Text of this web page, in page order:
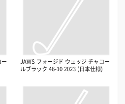
JAWS フォージド ウェッジ チャコー
ルブラック 46-10 2023 (日本仕様)